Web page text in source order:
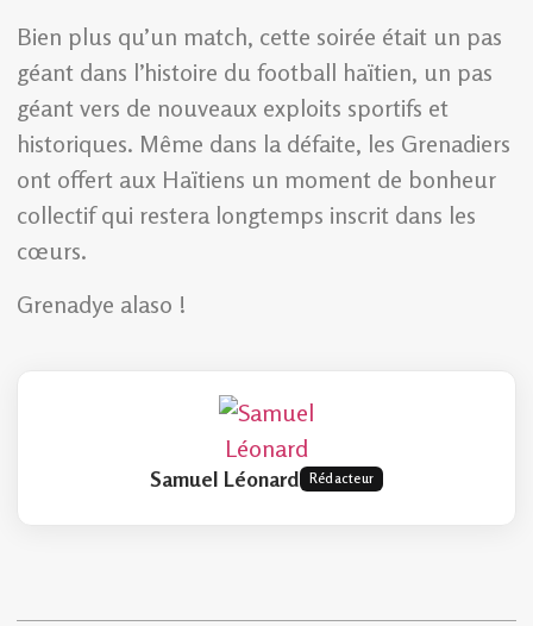
Bien plus qu’un match, cette soirée était un pas
géant dans l’histoire du football haïtien, un pas
géant vers de nouveaux exploits sportifs et
historiques. Même dans la défaite, les Grenadiers
ont offert aux Haïtiens un moment de bonheur
collectif qui restera longtemps inscrit dans les
cœurs.
Grenadye alaso !
Samuel Léonard Rédacteur